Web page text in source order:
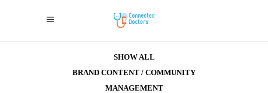
SHOW ALL
BRAND CONTENT / COMMUNITY
MANAGEMENT